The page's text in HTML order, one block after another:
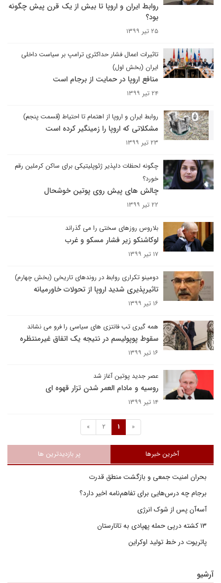
روابط ایران و اروپا تا بیش از یک قرن پیش چگونه
بود؟
۲۵ تیر ۱۳۹۹
تاثیرات اعمال فشار حداکثری ترامپ بر سیاست داخلی
ایران (بخش اول)
منافع اروپا در حمایت از برجام است
۲۴ تیر ۱۳۹۹
روابط ایران و اروپا از اهتمام تا احتیاط (قسمت پنجم)
مشکلاتی که اروپا را زمینگیر کرده است
۲۳ تیر ۱۳۹۹
چگونه لحظات دلپذیر ژئوپلیتیکی برای ساکن کرملین رقم
خورد؟
چالش های پیش روی پوتین خوشحال
۲۲ تیر ۱۳۹۹
بلاروس روزهای سختی را می گذراند
لوکاشنکو زیر فشار مسکو و غرب
۱۷ تیر ۱۳۹۹
دومینو تکراری روابط در روندهای تاریخی (بخش چهارم)
تاثیرپذیری شدید اروپا از تحولات خاورمیانه
۱۶ تیر ۱۳۹۹
همه گیری تب فانتزی های سیاسی را فرو می نشاند
سقوط پوپولیسم در نتیجه یک اتفاق غیرمنتظره
۱۶ تیر ۱۳۹۹
عصر جدید پوتین آغاز شد
روسیه و مادام العمر شدن تزار قهوه ای
۱۴ تیر ۱۳۹۹
«
1
2
»
آخرین خبرها پر بازدیدترین ها
بحران امنیت جمعی و بازگشت منطق قدرت
برجام چه درس‌هایی برای تفاهم‌نامه اخیر دارد؟
آسه‌آن پس از شوک انرژی
پاتریوت در خط تولید اوکراین
آرشیو